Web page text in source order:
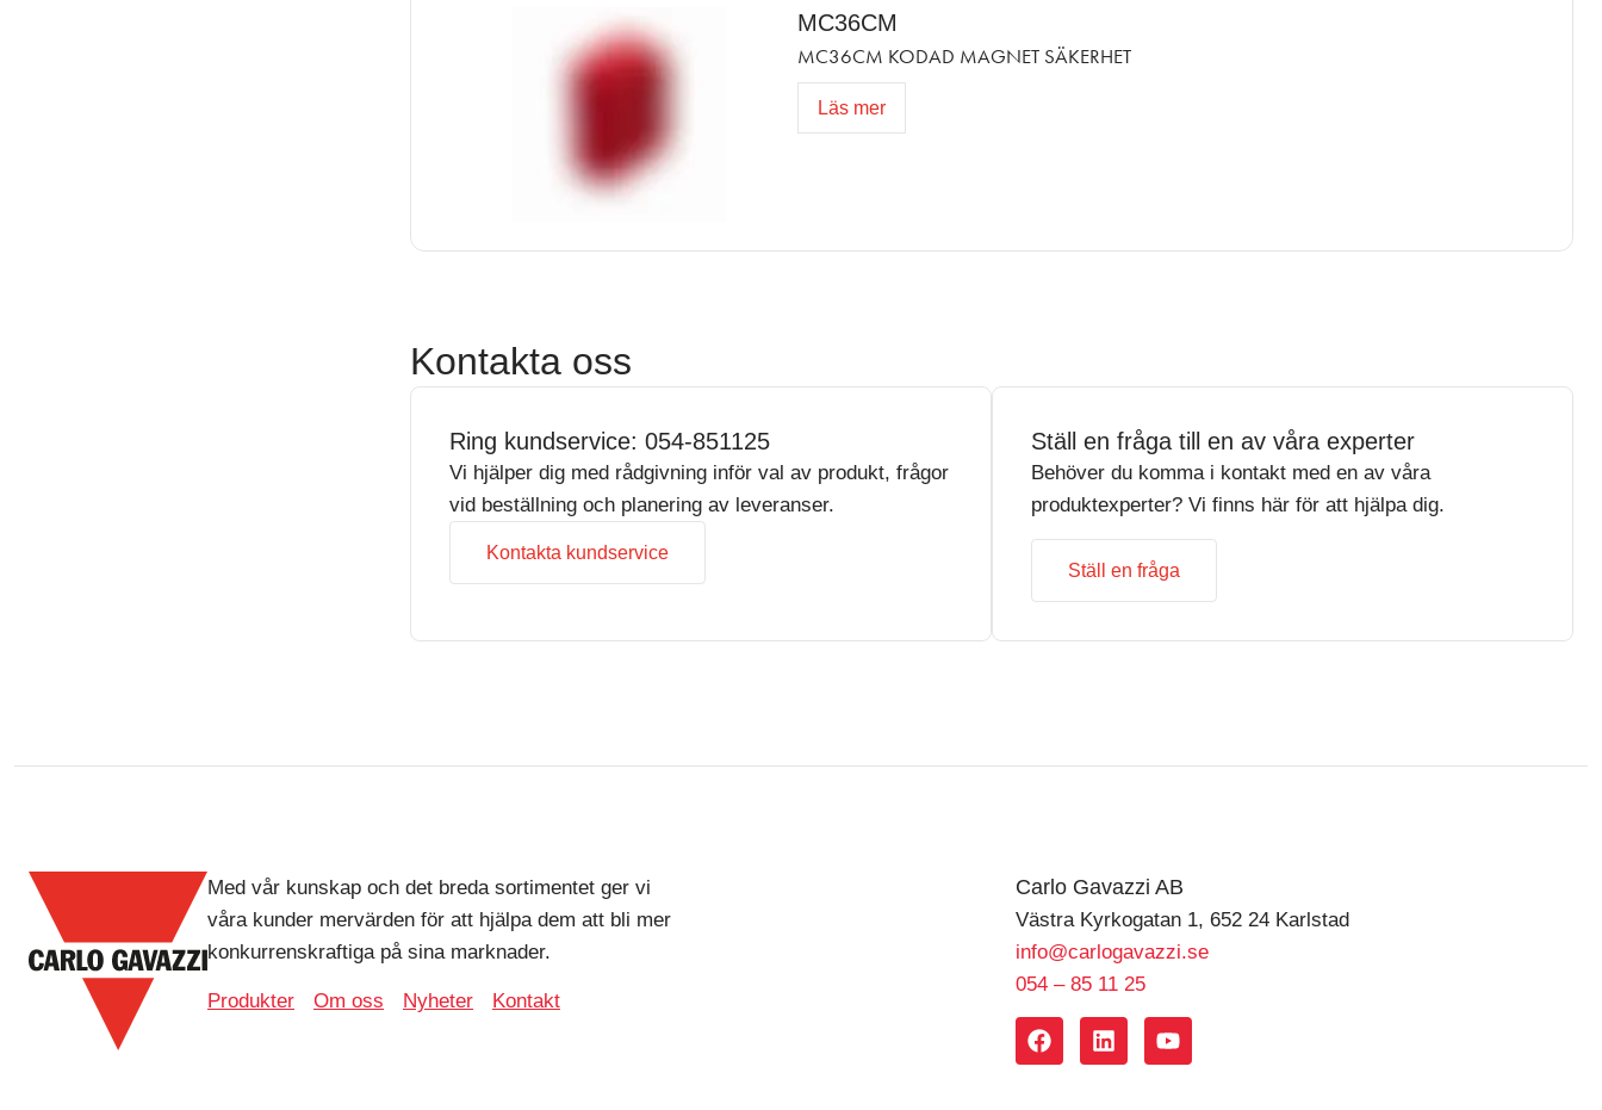
MC36CM
MC36CM KODAD MAGNET SÄKERHET
Läs mer
Kontakta oss
Ring kundservice: 054-851125
Vi hjälper dig med rådgivning inför val av produkt, frågor
vid beställning och planering av leveranser.
Kontakta kundservice
Ställ en fråga till en av våra experter
Behöver du komma i kontakt med en av våra
produktexperter? Vi finns här för att hjälpa dig.
Ställ en fråga
Med vår kunskap och det breda sortimentet ger vi
våra kunder mervärden för att hjälpa dem att bli mer
konkurrenskraftiga på sina marknader.
Produkter Om oss Nyheter Kontakt
Carlo Gavazzi AB
Västra Kyrkogatan 1, 652 24 Karlstad
info@carlogavazzi.se
054 – 85 11 25